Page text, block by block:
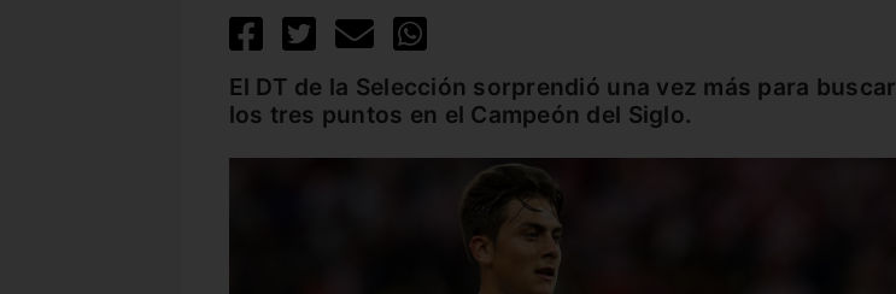
El DT de la Selección sorprendió una vez más para buscar
los tres puntos en el Campeón del Siglo.